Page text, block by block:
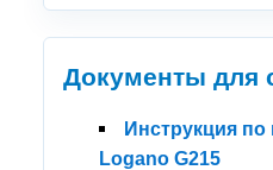
Документы для
Инструкция
Logano G215